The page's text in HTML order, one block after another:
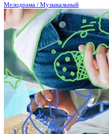
Мелодрама / Музыкальный